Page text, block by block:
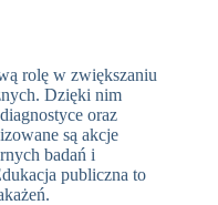
rolę w zwiększaniu
Dzięki nim
oraz
są akcje
badań i
publiczna to